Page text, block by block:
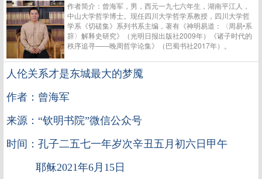
作者简介：曾海军，男，西元一九七六年生，湖南平江人，
中山大学哲学博士。现任四川大学哲学系教授，四川大学哲
学系《切磋集》系列书系主编，著有《神明易道：〈周易•系
辞〉解释史研究》（光明日报出版社2009年）《诸子时代的
秩序追寻——晚周哲学论集》（巴蜀书社2017年）。
人伦关系才是东城最大的梦魇
作者：曾海军
来源：“钦明书院”微信公众号
时间：孔子二五七一年岁次辛丑五月初六日甲午
耶稣2021年6月15日